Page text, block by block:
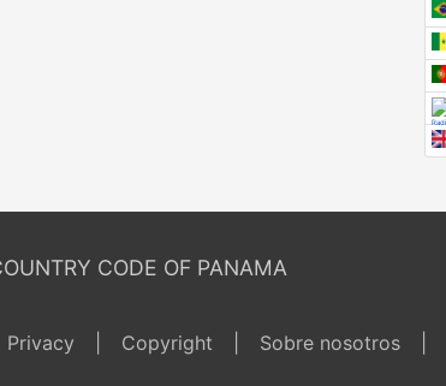
CODE OF PANAMA
Privacy Copyright Sobre nosotros